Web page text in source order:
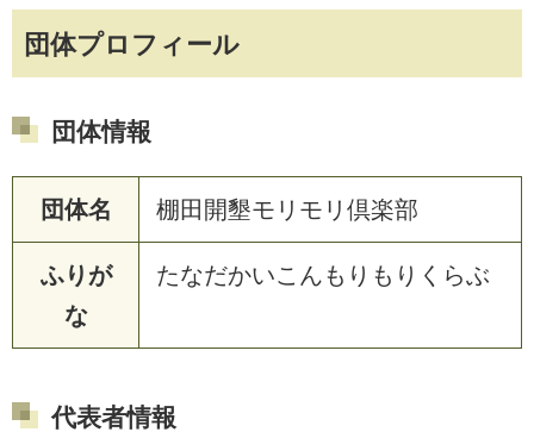
団体プロフィール
団体情報
団体名 棚田開墾モリモリ倶楽部
ふりが
な
たなだかいこんもりもりくらぶ
代表者情報